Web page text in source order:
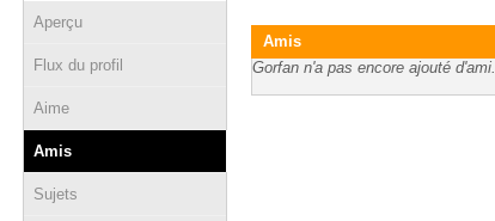
Aperçu
Flux du profil
Aime
Amis
Sujets
Amis
Gorfan n'a pas encore ajouté d'ami.